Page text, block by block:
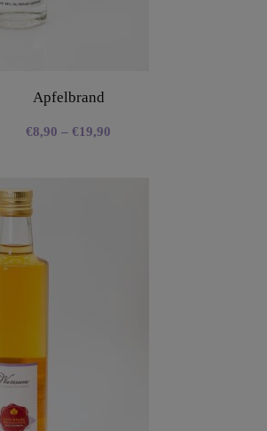
Apfelbrand
€8,90 – €19,90